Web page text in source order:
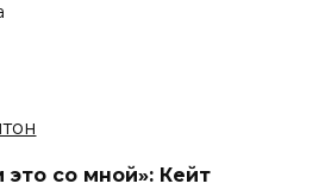
со мной»: Кейт